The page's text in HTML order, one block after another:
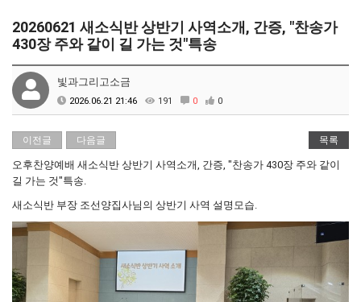
20260621 새소식반 상반기 사역소개, 간증, "찬송가
430장 주와 같이 길 가는 것"특송
빛과그리고소금
2026.06.21 21:46 191 0 0
이전글 다음글 목록
오후찬양예배 새소식반 상반기 사역소개, 간증, "찬송가 430장 주와 같이
길 가는 것"특송.
새소식반 부장 조선양집사님의 상반기 사역 설명모습.